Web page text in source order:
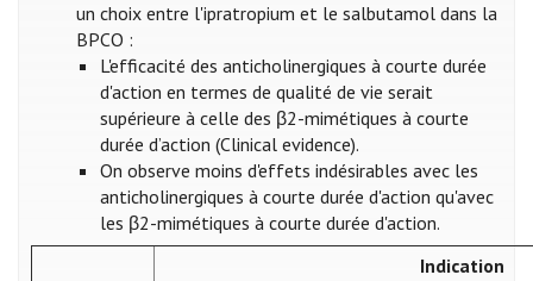
un choix entre l'ipratropium et le salbutamol dans la
BPCO :
L'efficacité des anticholinergiques à courte durée
d'action en termes de qualité de vie serait
supérieure à celle des β2-mimétiques à courte
durée d’action (Clinical evidence).
On observe moins d'effets indésirables avec les
anticholinergiques à courte durée d'action qu'avec
les β2-mimétiques à courte durée d'action.
Indication